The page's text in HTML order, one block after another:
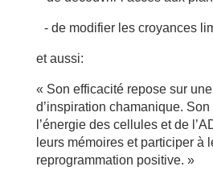
- de modifier les croyances
et aussi:
« Son efficacité repose sur
d’inspiration chamanique.
l’énergie des cellules et de
leurs mémoires et participer à
reprogrammation positive. »